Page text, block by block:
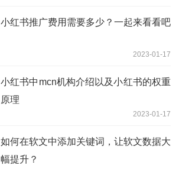
小红书推广费用需要多少？一起来看看吧
2023-01-17
小红书中mcn机构介绍以及小红书的权重
原理
2023-01-17
如何在软文中添加关键词，让软文数据大
幅提升？